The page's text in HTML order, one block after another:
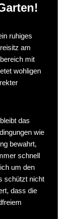
ruhiges
am
mit
wohligen
das
wie
bewahrt,
schnell
um den
schützt nicht
dass die